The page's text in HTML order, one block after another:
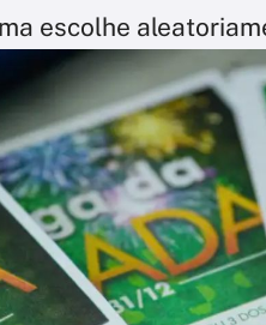
escolhe